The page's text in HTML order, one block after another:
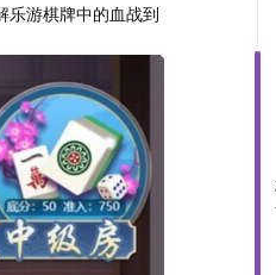
乐游棋牌中的血战到